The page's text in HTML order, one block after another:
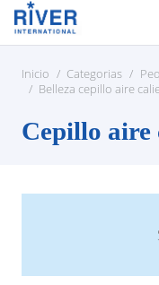
Inicio / Categorias /
/ Belleza cepillo aire
Cepillo aire